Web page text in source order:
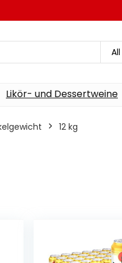
Likör- und Dessertweine
‎12 kg